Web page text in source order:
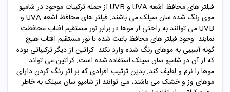
فیلتر های محافظ اشعه UVA و UVB از جمله ترکیبات موجود در شامپو
موی رنگ شده سان سیلک می باشند. فیلتر های محافظ اشعه UVA و
UVB می توانند به راحتی از موها در برابر نور مستقیم افتاب محافظت
نمایند. وجود فیلتر های محافظ باعث شده تا نور مستقیم افتاب هیچ
گونه آسیبی به موهای رنگ شده وارد نکند. کراتین از دیگر ترکیباتی بوده
که از آن در شامپو سان سیلک استفاده شده است. کراتین می تواند
موها را نرم و لطیف کند. بدین ترتیب افرادی که بر اثر رنگ کردن دارای
موهای وز و خشک می باشند، می توانند از شامپو سان سیلک به خاطر